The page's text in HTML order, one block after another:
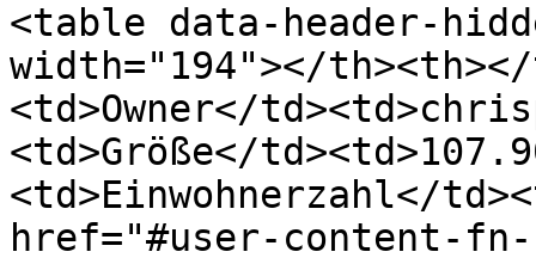
<table data-header-
width="194"></
<td>Owner</
<td>Größe</
<td>Einwohnerzahl</
href="#user-content-fn-